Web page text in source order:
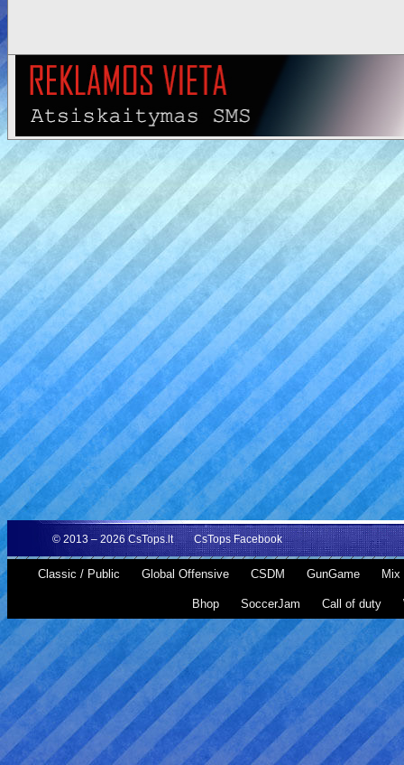
© 2013 – 2026 CsTops.lt CsTops Facebook
Classic / Public Global Offensive CSDM GunGame Mix
Bhop SoccerJam Call of duty